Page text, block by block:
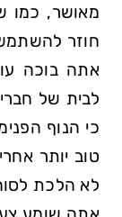
מאושר, כמו
חוזר
אתה בוכה
לבית של
כי הנוף
טוב יותר
לא הלכת